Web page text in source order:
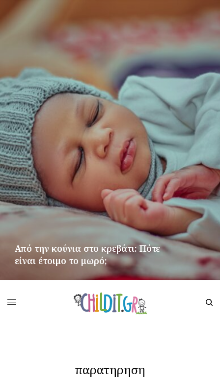
Από την κούνια στο κρεβάτι: Πότε
είναι έτοιμο το μωρό;
παρατηρηση